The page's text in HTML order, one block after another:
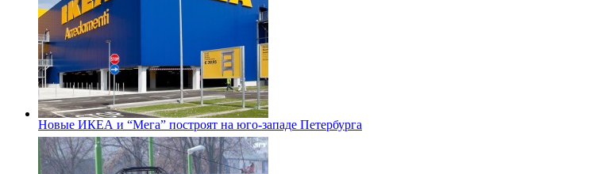
Новые ИКЕА и “Мега” построят на юго-западе Петербурга